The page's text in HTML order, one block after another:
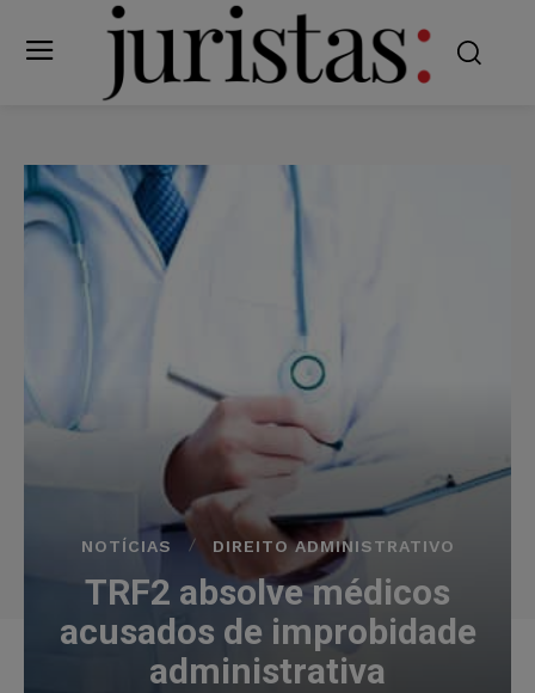
NOTÍCIAS DIREITO ADMINISTRATIVO
TRF2 absolve médicos
acusados de improbidade
administrativa